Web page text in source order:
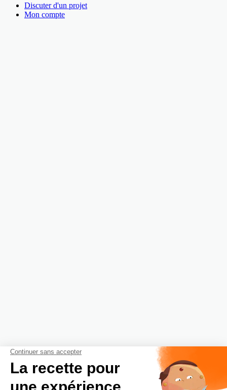
Discuter d'un projet
Mon compte